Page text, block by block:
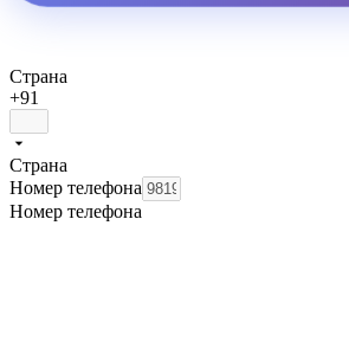
Страна
+91
Страна
Номер телефона
Номер телефона